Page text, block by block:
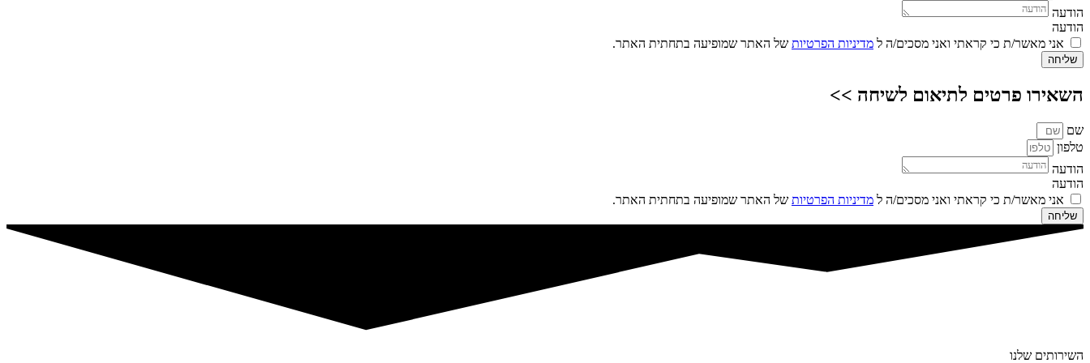
הודעה
הודעה
אני מאשר/ת כי קראתי ואני מסכים/ה ל מדיניות הפרטיות של האתר שמופיעה בתחתית האתר.
שליחה
השאירו פרטים לתיאום לשיחה >>
שם
טלפון
הודעה
הודעה
אני מאשר/ת כי קראתי ואני מסכים/ה ל מדיניות הפרטיות של האתר שמופיעה בתחתית האתר.
שליחה
השירותים שלנו